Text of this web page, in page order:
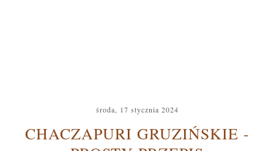
środa, 17 stycznia 2024
CHACZAPURI GRUZIŃSKIE -